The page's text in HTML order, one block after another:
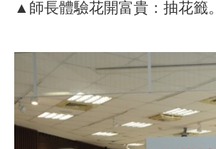
▲師長體驗花開富貴：抽花籤。